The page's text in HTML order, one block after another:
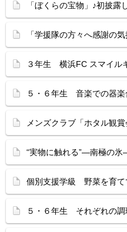
「ぼくらの宝物」♪初披
「学援隊の方々へ感謝の
３年生 横浜FC スマイル
５・６年生 音楽での器楽
メンズクラブ「ホタル観
“実物に触れる”―南極の
個別支援学級 野菜を育て
５・６年生 それぞれの調